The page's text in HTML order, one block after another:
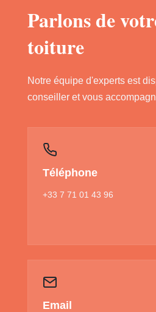
Parlons de
toiture
Notre équipe d'experts est
conseiller et vous
Téléphone
+33 7 71 01 43 96
Email